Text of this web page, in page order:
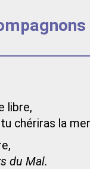
libre,
chériras la
du Mal.